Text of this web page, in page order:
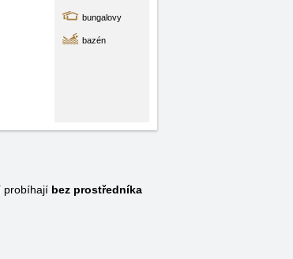
bungalovy
bazén
probíhají bez prostředníka